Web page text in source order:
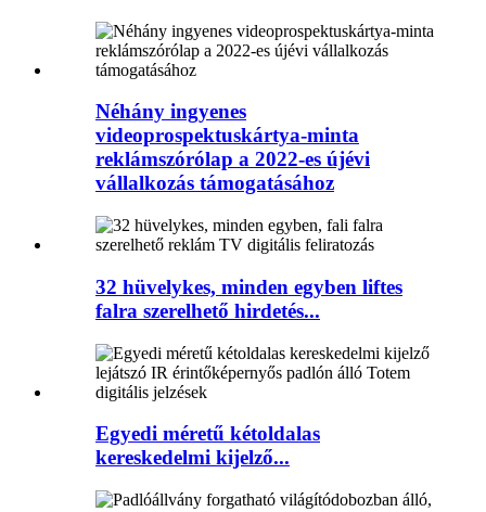
Néhány ingyenes
videoprospektuskártya-minta
reklámszórólap a 2022-es újévi
vállalkozás támogatásához
32 hüvelykes, minden egyben liftes
falra szerelhető hirdetés...
Egyedi méretű kétoldalas
kereskedelmi kijelző...